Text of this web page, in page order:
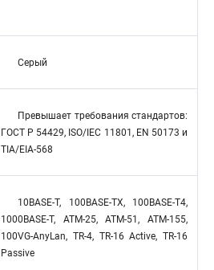
Серый
Превышает требования стандартов:
ГОСТ Р 54429, ISO/IEC 11801, EN 50173 и
TIA/EIA-568
10BASE-T, 100BASE-TX, 100BASE-T4,
1000BASE-T, ATM-25, ATM-51, ATM-155,
100VG-AnyLan, TR-4, TR-16 Active, TR-16
Passive